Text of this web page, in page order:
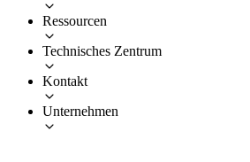
Ressourcen
Technisches Zentrum
Kontakt
Unternehmen